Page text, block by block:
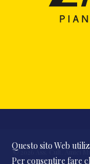
© 2026 Ass. Cult. Amici
Questo sito Web
Per consentire fare